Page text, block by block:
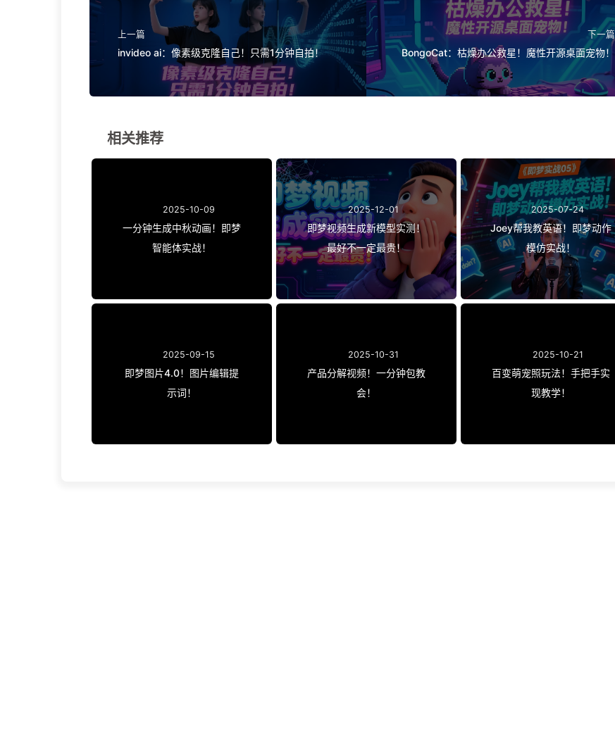
上一篇
invideo ai：像素级克隆自己！只需1分钟自拍！
下一篇
BongoCat：枯燥办公救星！魔性开源桌面宠物！
相关推荐
2025-10-09
一分钟生成中秋动画！即梦
智能体实战！
2025-12-01
即梦视频生成新模型实测！
最好不一定最贵！
2025-07-24
Joey帮我教英语！即梦动作
模仿实战！
2025-09-15
即梦图片4.0！图片编辑提
示词！
2025-10-31
产品分解视频！一分钟包教
会！
2025-10-21
百变萌宠照玩法！手把手实
现教学！